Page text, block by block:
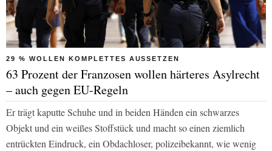
29 % WOLLEN KOMPLETTES AUSSETZEN
63 Prozent der Franzosen wollen härteres Asylrecht
– auch gegen EU-Regeln
Er trägt kaputte Schuhe und in beiden Händen ein schwarzes
Objekt und ein weißes Stoffstück und macht so einen ziemlich
entrückten Eindruck, ein Obdachloser, polizeibekannt, wie wenig